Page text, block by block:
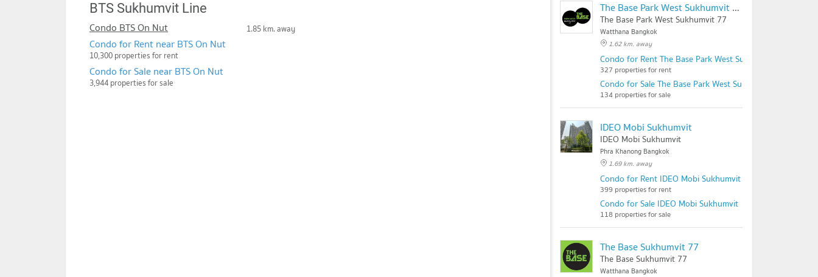
BTS Sukhumvit Line
Condo BTS On Nut 1.85 km. away
Condo for Rent near BTS On Nut
10,300 properties for rent
Condo for Sale near BTS On Nut
3,944 properties for sale
The Base Park West Sukhumvit 77
The Base Park West Sukhumvit 77
Watthana Bangkok
1.62 km. away
Condo for Rent The Base Park West Sukhumvit 77
327 properties for rent
Condo for Sale The Base Park West Sukhumvit 77
134 properties for sale
IDEO Mobi Sukhumvit
IDEO Mobi Sukhumvit
Phra Khanong Bangkok
1.69 km. away
Condo for Rent IDEO Mobi Sukhumvit
399 properties for rent
Condo for Sale IDEO Mobi Sukhumvit
118 properties for sale
The Base Sukhumvit 77
The Base Sukhumvit 77
Watthana Bangkok